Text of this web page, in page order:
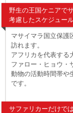
野生の王国ケニアで
考慮したスケジュー
マサイマラ国立保護
訪れます。
アフリカを代表する
ファロー・ヒョウ・
動物の活動時間帯や
です。
サファリカーだけで